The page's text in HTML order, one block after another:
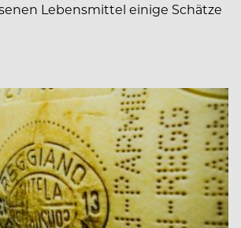
Lebensmittel einige Schätze